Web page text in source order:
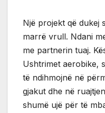
Një projekt që dukej
marrë vrull. Ndani
me partnerin tuaj.
Ushtrimet aerobike,
të ndihmojnë në
gjakut dhe në
shumë ujë për të